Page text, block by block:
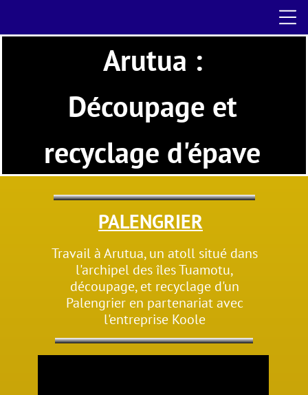
Arutua :
Découpage et
recyclage d'épave
et
PALENGRIER
Travail à Arutua, un atoll situé dans
l'archipel des îles Tuamotu,
découpage, et recyclage d'un
Palengrier en partenariat avec
l'entreprise Koole